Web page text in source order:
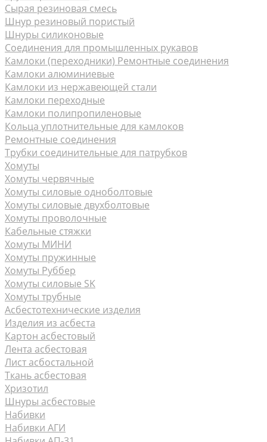
Сырая резиновая смесь
Шнур резиновый пористый
Шнуры силиконовые
Соединения для промышленных рукавов
Камлоки (переходники) Ремонтные соединения
Камлоки алюминиевые
Камлоки из нержавеющей стали
Камлоки переходные
Камлоки полипропиленовые
Кольца уплотнительные для камлоков
Ремонтные соединения
Трубки соединительные для патрубков
Хомуты
Хомуты червячные
Хомуты силовые одноболтовые
Хомуты силовые двухболтовые
Хомуты проволочные
Кабельные стяжки
Хомуты МИНИ
Хомуты пружинные
Хомуты Руббер
Хомуты силовые SK
Хомуты трубные
Асбестотехнические изделия
Изделия из асбеста
Картон асбестовый
Лента асбестовая
Лист асбостальной
Ткань асбестовая
Хризотил
Шнуры асбестовые
Набивки
Набивки АГИ